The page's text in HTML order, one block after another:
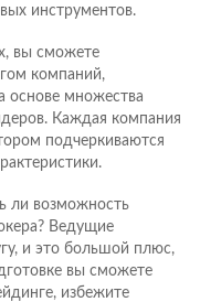
инструментов.
вы сможете
компаний,
основе множества
Каждая компания
подчеркиваются
ли возможность
Ведущие
и это большой плюс,
вы сможете
избежите